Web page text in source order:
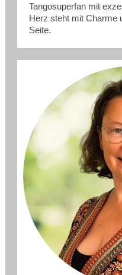
Tangosuperfan mit
Herz steht mit Charme
Seite.